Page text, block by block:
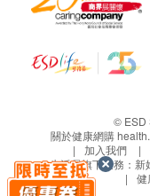
© ESD
關於健康網購
加入我們
生活易旗下業務： 新
健